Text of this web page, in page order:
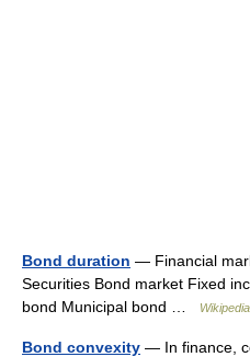
Bond duration — Financial
Securities Bond market Fixed
bond Municipal bond …
Wikipedia
Bond convexity — In finance,